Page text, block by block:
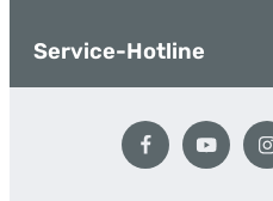
Service-Hotline